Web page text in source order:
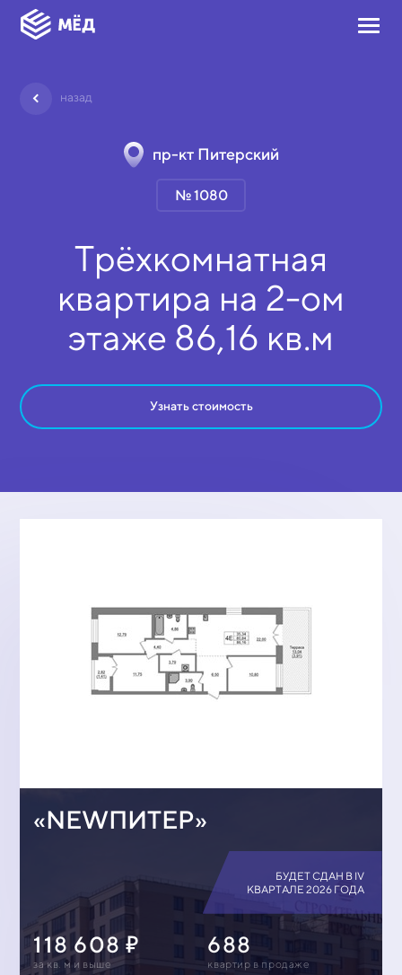
назад
пр-кт Питерский
№ 1080
Трёхкомнатная
квартира на 2-ом
этаже 86,16 кв.м
Узнать стоимость
«NEWПИТЕР»
БУДЕТ СДАН В IV
КВАРТАЛЕ 2026 ГОДА
118 608
за кв. м и выше
688
квартир в продаже